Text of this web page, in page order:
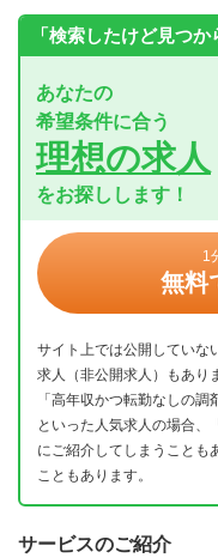
「検索したけど見つか
あなたの
希望条件に合う
理想の求人
をお探しします！
1
無料
サイト上では公開していな
求人（非公開求人）もあり
「高年収かつ転勤なしの
といった人気求人の場合、
にご紹介してしまうことも
こともあります。
サービスのご紹介